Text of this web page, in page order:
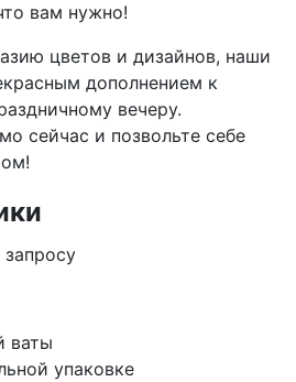
вам нужно!
цветов и дизайнов, наши
дополнением к
вечеру.
сейчас и позвольте себе
ваты
упаковке